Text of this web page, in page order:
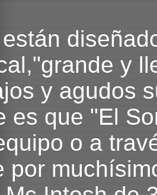
y
y agudos
es que "El
o a
por